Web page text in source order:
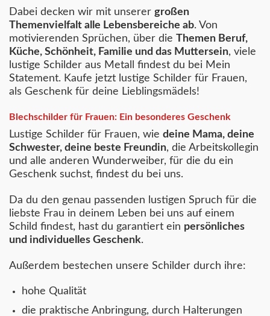
Dabei decken wir mit unserer großen
Themenvielfalt alle Lebensbereiche ab. Von
motivierenden Sprüchen, über die Themen Beruf,
Küche, Schönheit, Familie und das Muttersein, viele
lustige Schilder aus Metall findest du bei Mein
Statement. Kaufe jetzt lustige Schilder für Frauen,
als Geschenk für deine Lieblingsmädels!
Blechschilder für Frauen: Ein besonderes Geschenk
Lustige Schilder für Frauen, wie deine Mama, deine
Schwester, deine beste Freundin, die Arbeitskollegin
und alle anderen Wunderweiber, für die du ein
Geschenk suchst, findest du bei uns.
Da du den genau passenden lustigen Spruch für die
liebste Frau in deinem Leben bei uns auf einem
Schild findest, hast du garantiert ein persönliches
und individuelles Geschenk.
Außerdem bestechen unsere Schilder durch ihre:
hohe Qualität
die praktische Anbringung, durch Halterungen